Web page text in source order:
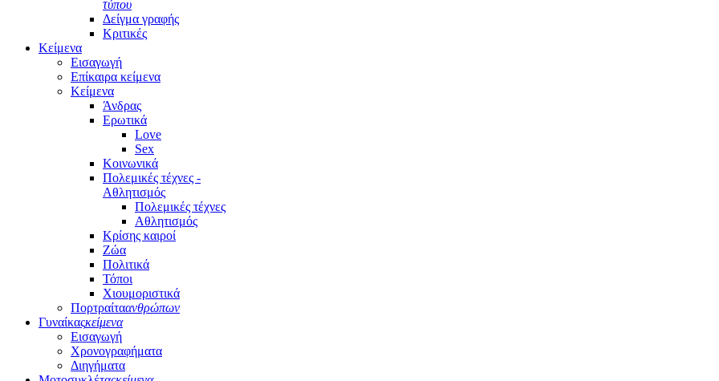
τύπου
Δείγμα γραφής
Κριτικές
Κείμενα
Εισαγωγή
Επίκαιρα κείμενα
Κείμενα
Άνδρας
Ερωτικά
Love
Sex
Κοινωνικά
Πολεμικές τέχνες -
Αθλητισμός
Πολεμικές τέχνες
Αθλητισμός
Κρίσης καιροί
Ζώα
Πολιτικά
Τόποι
Χιουμοριστικά
Πορτραίταανθρώπων
Γυναίκαςκείμενα
Εισαγωγή
Χρονογραφήματα
Διηγήματα